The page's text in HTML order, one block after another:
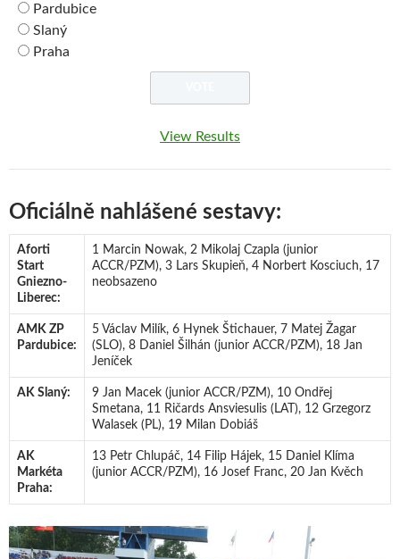
Pardubice
Slaný
Praha
View Results
Oficiálně nahlášené sestavy:
Aforti
Start
Gniezno-
Liberec:
1 Marcin Nowak, 2 Mikolaj Czapla (junior
ACCR/PZM), 3 Lars Skupieň, 4 Norbert Kosciuch, 17
neobsazeno
AMK ZP
Pardubice:
5 Václav Milík, 6 Hynek Štichauer, 7 Matej Žagar
(SLO), 8 Daniel Šilhán (junior ACCR/PZM), 18 Jan
Jeníček
AK Slaný:
9 Jan Macek (junior ACCR/PZM), 10 Ondřej
Smetana, 11 Ričards Ansviesulis (LAT), 12 Grzegorz
Walasek (PL), 19 Milan Dobiáš
AK
Markéta
Praha:
13 Petr Chlupáč, 14 Filip Hájek, 15 Daniel Klíma
(junior ACCR/PZM), 16 Josef Franc, 20 Jan Kvěch